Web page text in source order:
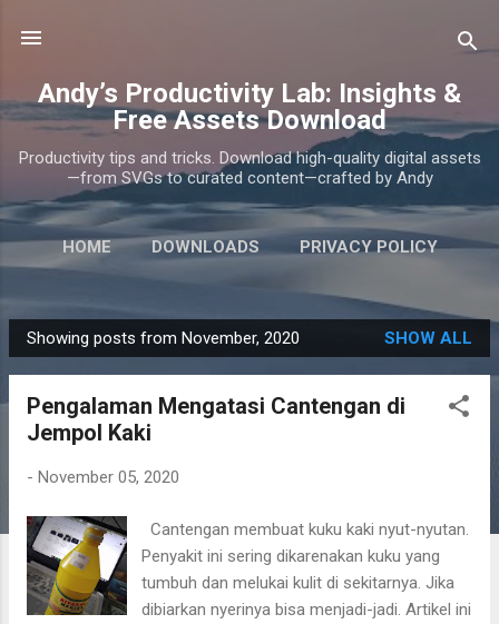
Andy’s Productivity Lab: Insights &
Free Assets Download
Productivity tips and tricks. Download high-quality digital assets
—from SVGs to curated content—crafted by Andy
HOME DOWNLOADS PRIVACY POLICY
CONTACT
P
o
Showing posts from November, 2020 SHOW ALL
Pengalaman Mengatasi Cantengan di
Jempol Kaki
- November 05, 2020
Cantengan membuat kuku kaki nyut-nyutan.
Penyakit ini sering dikarenakan kuku yang
tumbuh dan melukai kulit di sekitarnya. Jika
dibiarkan nyerinya bisa menjadi-jadi. Artikel ini